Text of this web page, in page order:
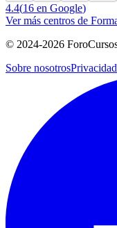
4.4(16 en Google)
Ver más centros de
© 2024-2026
Sobre nosotrosPrivacidad